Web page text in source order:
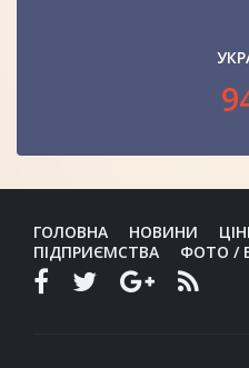
ГОЛОВНА НОВИНИ
ПІДПРИЄМСТВА
ФОТО /